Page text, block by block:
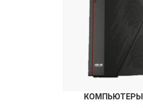
КОМПЬЮТЕРЫ